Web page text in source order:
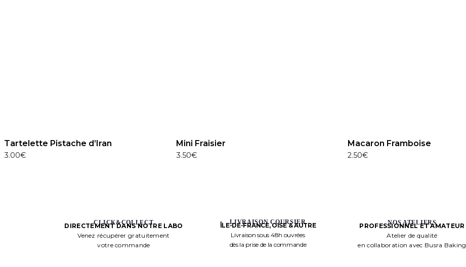
Tartelette Pistache d’Iran
3.00€
Mini Fraisier
3.50€
Macaron Framboise
2.50€
CLICK&COLLECT
DIRECTEMENT DANS NOTRE LABO
Venez récupérer gratuitement
votre commande
LIVRAISON COURSIER
ÎLE-DE-FRANCE, OISE & AUTRE
Livraison sous 48h ouvrées
dès la prise de la commande
NOS ATELIERS
PROFESSIONNEL ET AMATEUR
Atelier de qualité
en collaboration avec Busra Baking